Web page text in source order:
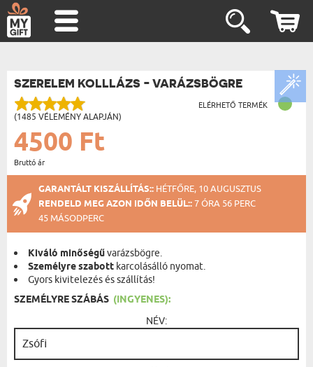
SZERELEM KOLLLÁZS - VARÁZSBÖGRE
(1485 VÉLEMÉNY ALAPJÁN)
ELÉRHETŐ TERMÉK
4500 Ft
Bruttó ár
GARANTÁLT KISZÁLLÍTÁS:: HÉTFŐRE, 10 AUGUSZTUS
RENDELD MEG AZON IDŐN BELÜL::7 ÓRA 56 PERC
45 MÁSODPERC
Kiváló minőségűvarázsbögre.
Személyre szabott karcolásálló nyomat.
Gyors kivitelezés és szállítás!
SZEMÉLYRE SZÁBÁS (INGYENES):
NÉV: